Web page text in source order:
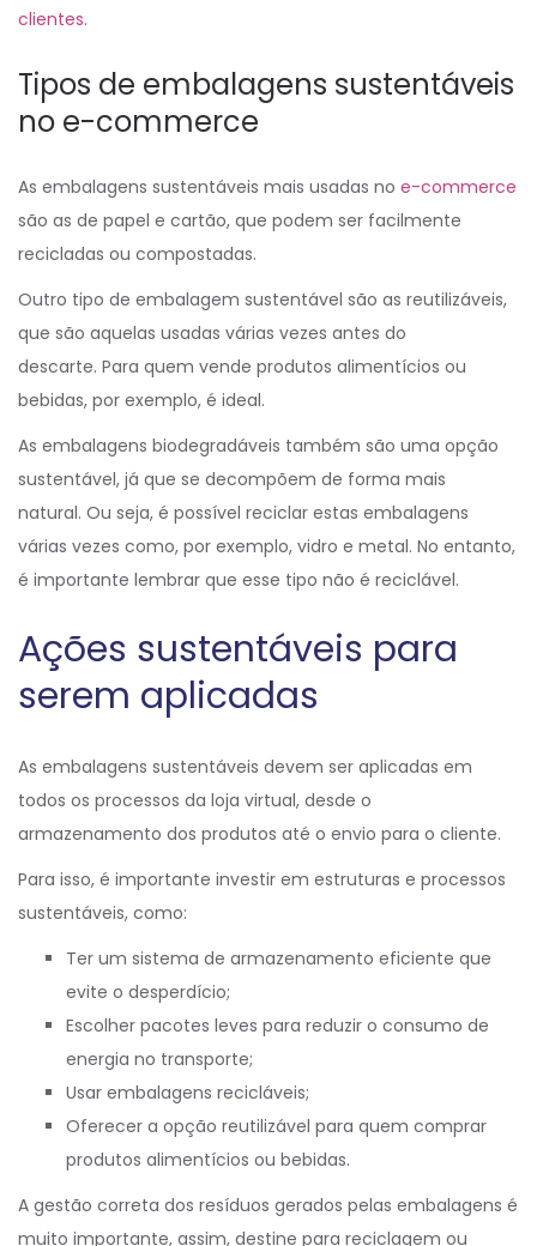
clientes.
Tipos de embalagens sustentáveis
no e-commerce
As embalagens sustentáveis mais usadas no e-commerce
são as de papel e cartão, que podem ser facilmente
recicladas ou compostadas.
Outro tipo de embalagem sustentável são as reutilizáveis,
que são aquelas usadas várias vezes antes do
descarte. Para quem vende produtos alimentícios ou
bebidas, por exemplo, é ideal.
As embalagens biodegradáveis também são uma opção
sustentável, já que se decompõem de forma mais
natural. Ou seja, é possível reciclar estas embalagens
várias vezes como, por exemplo, vidro e metal. No entanto,
é importante lembrar que esse tipo não é reciclável.
Ações sustentáveis para
serem aplicadas
As embalagens sustentáveis devem ser aplicadas em
todos os processos da loja virtual, desde o
armazenamento dos produtos até o envio para o cliente.
Para isso, é importante investir em estruturas e processos
sustentáveis, como:
Ter um sistema de armazenamento eficiente que
evite o desperdício;
Escolher pacotes leves para reduzir o consumo de
energia no transporte;
Usar embalagens recicláveis;
Oferecer a opção reutilizável para quem comprar
produtos alimentícios ou bebidas.
A gestão correta dos resíduos gerados pelas embalagens é
muito importante, assim, destine para reciclagem ou